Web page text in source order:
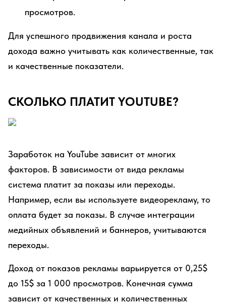
просмотров.
Для успешного продвижения канала и роста
дохода важно учитывать как количественные, так
и качественные показатели.
СКОЛЬКО ПЛАТИТ YOUTUBE?
Заработок на YouTube зависит от многих
факторов. В зависимости от вида рекламы
система платит за показы или переходы.
Например, если вы используете видеорекламу, то
оплата будет за показы. В случае интеграции
медийных объявлений и баннеров, учитываются
переходы.
Доход от показов рекламы варьируется от 0,25$
до 15$ за 1 000 просмотров. Конечная сумма
зависит от качественных и количественных